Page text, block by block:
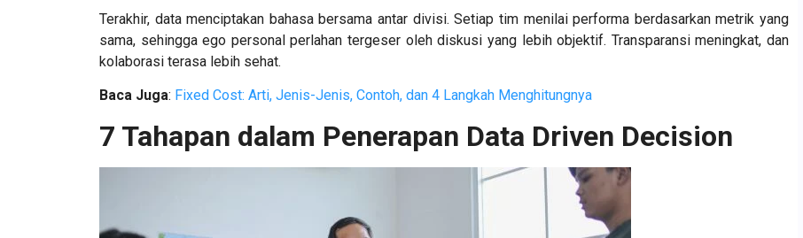
Terakhir, data menciptakan bahasa bersama antar divisi. Setiap tim menilai performa berdasarkan metrik yang
sama, sehingga ego personal perlahan tergeser oleh diskusi yang lebih objektif. Transparansi meningkat, dan
kolaborasi terasa lebih sehat.
Baca Juga: Fixed Cost: Arti, Jenis-Jenis, Contoh, dan 4 Langkah Menghitungnya
7 Tahapan dalam Penerapan Data Driven Decision